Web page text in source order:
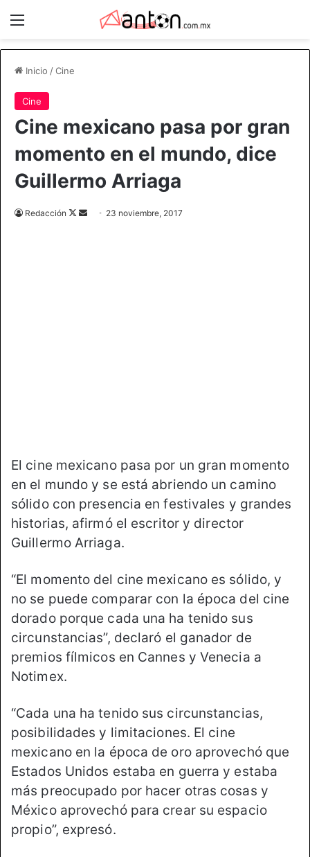
Inicio /Cine
Cine
Cine mexicano pasa por gran
momento en el mundo, dice
Guillermo Arriaga
Redacción
F
23 noviembre, 2017
El cine mexicano pasa por un gran momento
en el mundo y se está abriendo un camino
sólido con presencia en festivales y grandes
historias, afirmó el escritor y director
Guillermo Arriaga.
“El momento del cine mexicano es sólido, y
no se puede comparar con la época del cine
dorado porque cada una ha tenido sus
circunstancias”, declaró el ganador de
premios fílmicos en Cannes y Venecia a
Notimex.
“Cada una ha tenido sus circunstancias,
posibilidades y limitaciones. El cine
mexicano en la época de oro aprovechó que
Estados Unidos estaba en guerra y estaba
más preocupado por hacer otras cosas y
México aprovechó para crear su espacio
propio”, expresó.